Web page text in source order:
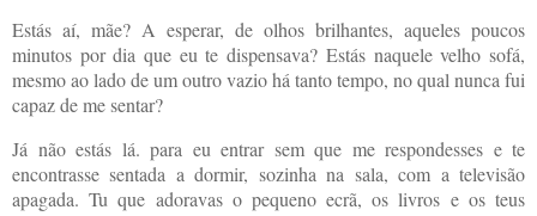
Estás aí, mãe? A esperar, de olhos brilhantes, aqueles poucos
minutos por dia que eu te dispensava? Estás naquele velho sofá,
mesmo ao lado de um outro vazio há tanto tempo, no qual nunca fui
capaz de me sentar?
Já não estás lá. para eu entrar sem que me respondesses e te
encontrasse sentada a dormir, sozinha na sala, com a televisão
apagada. Tu que adoravas o pequeno ecrã, os livros e os teus